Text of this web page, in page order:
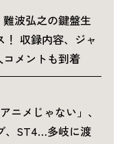
波弘之の鍵盤生
！ 収録内容、ジャ
メントも到着
ニメじゃない」、
、ST4…多岐に渡